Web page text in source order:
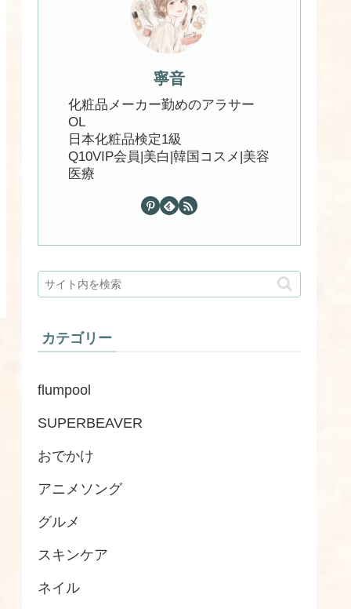
寧音
化粧品メーカー勤めのアラサー
OL
日本化粧品検定1級
Q10VIP会員|美白|韓国コスメ|美容
医療
カテゴリー
flumpool
SUPERBEAVER
おでかけ
アニメソング
グルメ
スキンケア
ネイル